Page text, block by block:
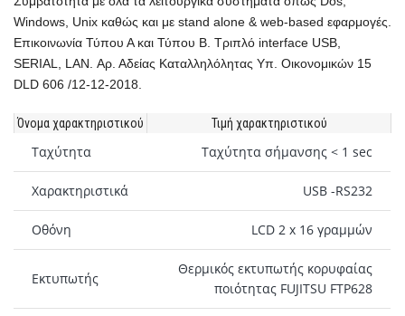
Windows, Unix καθώς και με stand alone & web-based εφαρμογές.
Επικοινωνία Τύπου Α και Τύπου Β. Τριπλό interface USB,
SERIAL, LAN. Αρ. Αδείας Καταλληλόλητας Υπ. Οικονομικών 15
DLD 606 /12-12-2018.
Όνομα χαρακτηριστικού Τιμή χαρακτηριστικού
Ταχύτητα Ταχύτητα σήμανσης < 1 sec
Χαρακτηριστικά USB -RS232
Οθόνη LCD 2 x 16 γραμμών
Εκτυπωτής
Θερμικός εκτυπωτής κορυφαίας
ποιότητας FUJITSU FTP628